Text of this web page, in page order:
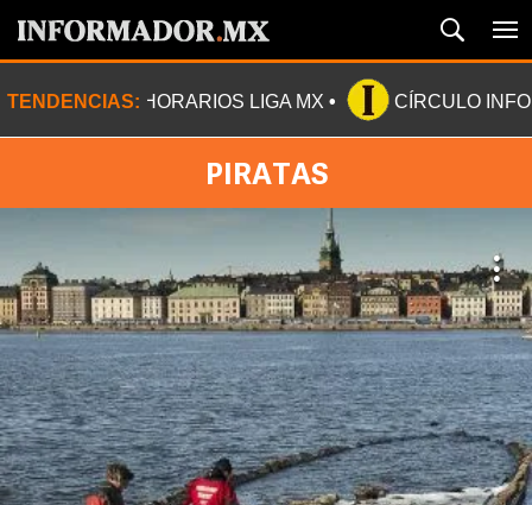
TENDENCIAS: HORARIOS LIGA MX CÍRCULO
PIRATAS